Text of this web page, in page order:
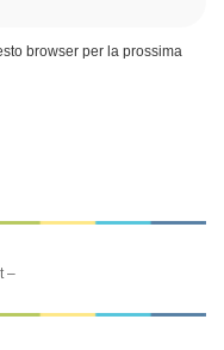
browser per la prossima
–